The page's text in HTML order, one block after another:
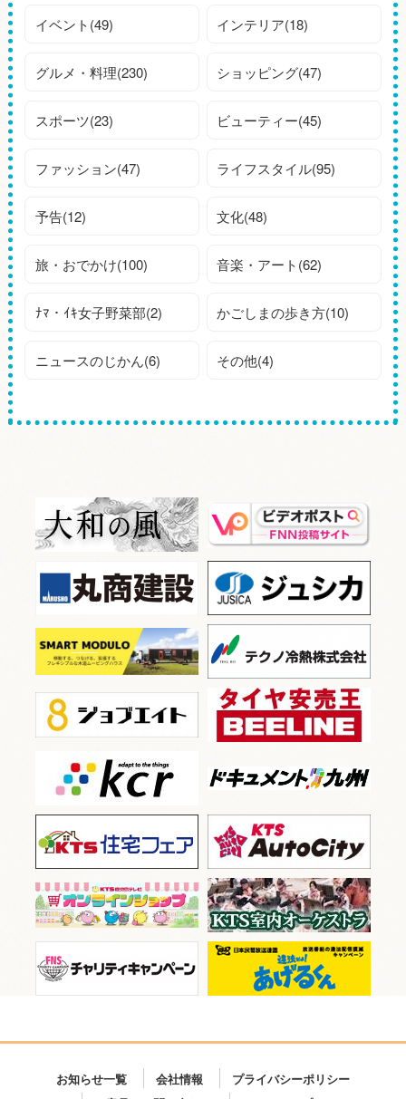
イベント(49) インテリア(18)
グルメ・料理(230) ショッピング(47)
スポーツ(23) ビューティー(45)
ファッション(47) ライフスタイル(95)
予告(12) 文化(48)
旅・おでかけ(100) 音楽・アート(62)
ﾅﾏ・ｲｷ女子野菜部(2) かごしまの歩き方(10)
ニュースのじかん(6) その他(4)
お知らせ一覧 会社情報
プライバシーポリシー